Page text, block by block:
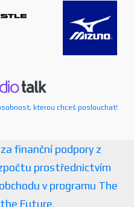
kterou chceš poslouchat!
finanční podpory z
prostřednictvím
v programu The
Future.